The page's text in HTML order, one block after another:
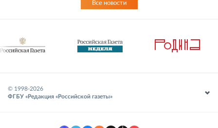
Все новости
© 1998-2026
ФГБУ «Редакция «Российской газеты»